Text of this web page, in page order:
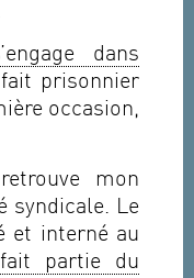
dans
prisonnier
occasion,
mon
syndicale. Le
et interné au
partie du